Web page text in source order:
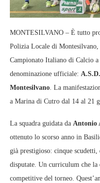
MONTESILVANO – È tutto
Polizia Locale di Montesilvano,
Campionato Italiano di Calcio a
denominazione ufficiale:
Montesilvano. La
a Marina di Cutro dal 14 al 21
La squadra guidata da Antonio
ottenuto lo scorso anno in
già prestigioso: cinque
disputate. Un curriculum che
competitive del torneo.